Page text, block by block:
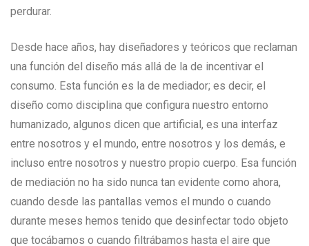
perdurar.
Desde hace años, hay diseñadores y teóricos que reclaman
una función del diseño más allá de la de incentivar el
consumo. Esta función es la de mediador; es decir, el
diseño como disciplina que configura nuestro entorno
humanizado, algunos dicen que artificial, es una interfaz
entre nosotros y el mundo, entre nosotros y los demás, e
incluso entre nosotros y nuestro propio cuerpo. Esa función
de mediación no ha sido nunca tan evidente como ahora,
cuando desde las pantallas vemos el mundo o cuando
durante meses hemos tenido que desinfectar todo objeto
que tocábamos o cuando filtrábamos hasta el aire que